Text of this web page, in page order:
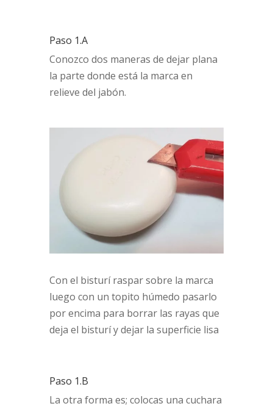
Paso 1.A
Conozco dos maneras de dejar plana
la parte donde está la marca en
relieve del jabón.
Con el bisturí raspar sobre la marca
luego con un topito húmedo pasarlo
por encima para borrar las rayas que
deja el bisturí y dejar la superficie lisa
Paso 1.B
La otra forma es; colocas una cuchara